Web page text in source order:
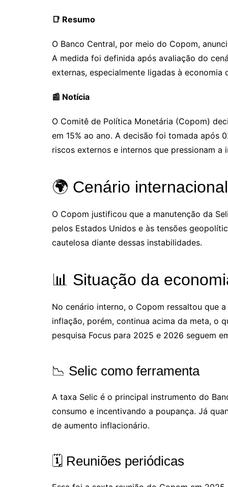
📑 Resumo
O Banco Central, por meio do Copom,
A medida foi definida após avaliação do
externas, especialmente ligadas à
📰 Notícia
O Comitê de Política Monetária (Copom)
em 15% ao ano. A decisão foi tomada após
riscos externos e internos que pressionam a
🌍 Cenário internacional
O Copom justificou que a manutenção da
pelos Estados Unidos e às tensões
cautelosa diante dessas instabilidades.
📊 Situação da
No cenário interno, o Copom ressaltou que
inflação, porém, continua acima da meta, o
pesquisa Focus para 2025 e 2026 seguem
📉 Selic como ferramenta
A taxa Selic é o principal instrumento do
consumo e incentivando a poupança. Já
de aumento inflacionário.
🗓️ Reuniões periódicas